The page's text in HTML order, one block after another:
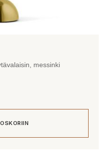
messinki